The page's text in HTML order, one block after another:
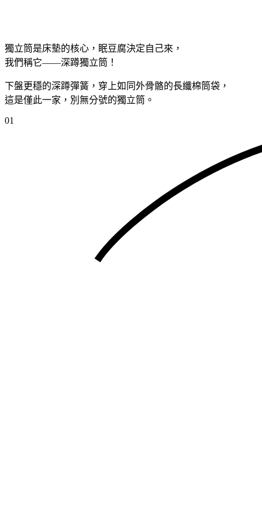
獨立筒是床墊的核心，眠豆腐決定自己來，
我們稱它——深蹲獨立筒！
下盤更穩的深蹲彈簧，穿上如同外骨骼的長纖棉筒袋，
這是僅此一家，別無分號的獨立筒。
01